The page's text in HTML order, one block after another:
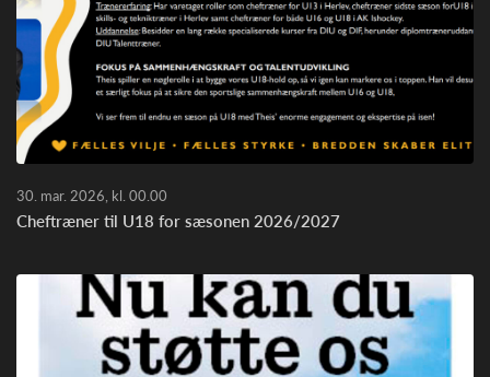
30. mar. 2026, kl. 00.00
Cheftræner til U18 for sæsonen 2026/2027